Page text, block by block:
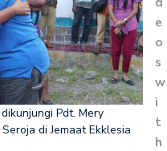
Pdt. Mery
di Jemaat Ekklesia
e
o
s
w
i
t
h